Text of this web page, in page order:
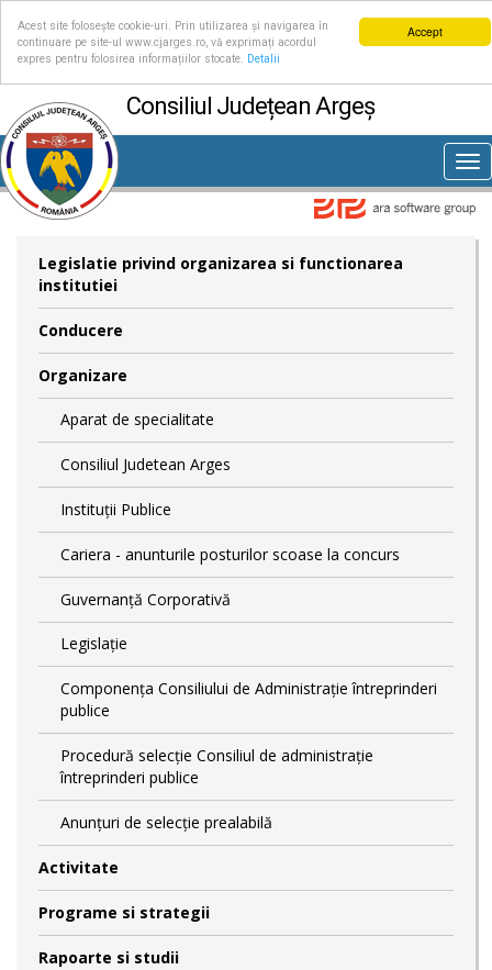
Accept
Acest site folosește cookie-uri. Prin utilizarea și navigarea în
continuare pe site-ul www.cjarges.ro, vă exprimați acordul
expres pentru folosirea informațiilor stocate.
Detalii
Consiliul Județean Argeș
Legislatie privind organizarea si functionarea
institutiei
Conducere
Organizare
Aparat de specialitate
Consiliul Judetean Arges
Instituții Publice
Cariera - anunturile posturilor scoase la concurs
Guvernanță Corporativă
Legislație
Componența Consiliului de Administrație întreprinderi
publice
Procedură selecție Consiliul de administrație
întreprinderi publice
Anunțuri de selecție prealabilă
Activitate
Programe si strategii
Rapoarte si studii